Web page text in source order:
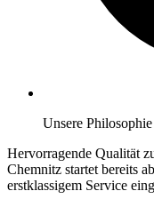
Unsere Philosophie
Hervorragende Qualität
Chemnitz startet bereits
erstklassigem Service